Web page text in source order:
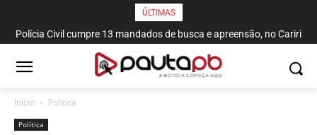
ÚLTIMAS
Polícia Civil cumpre 13 mandados de busca e apreensão, no Cariri
Paraibano
Início Política
Política